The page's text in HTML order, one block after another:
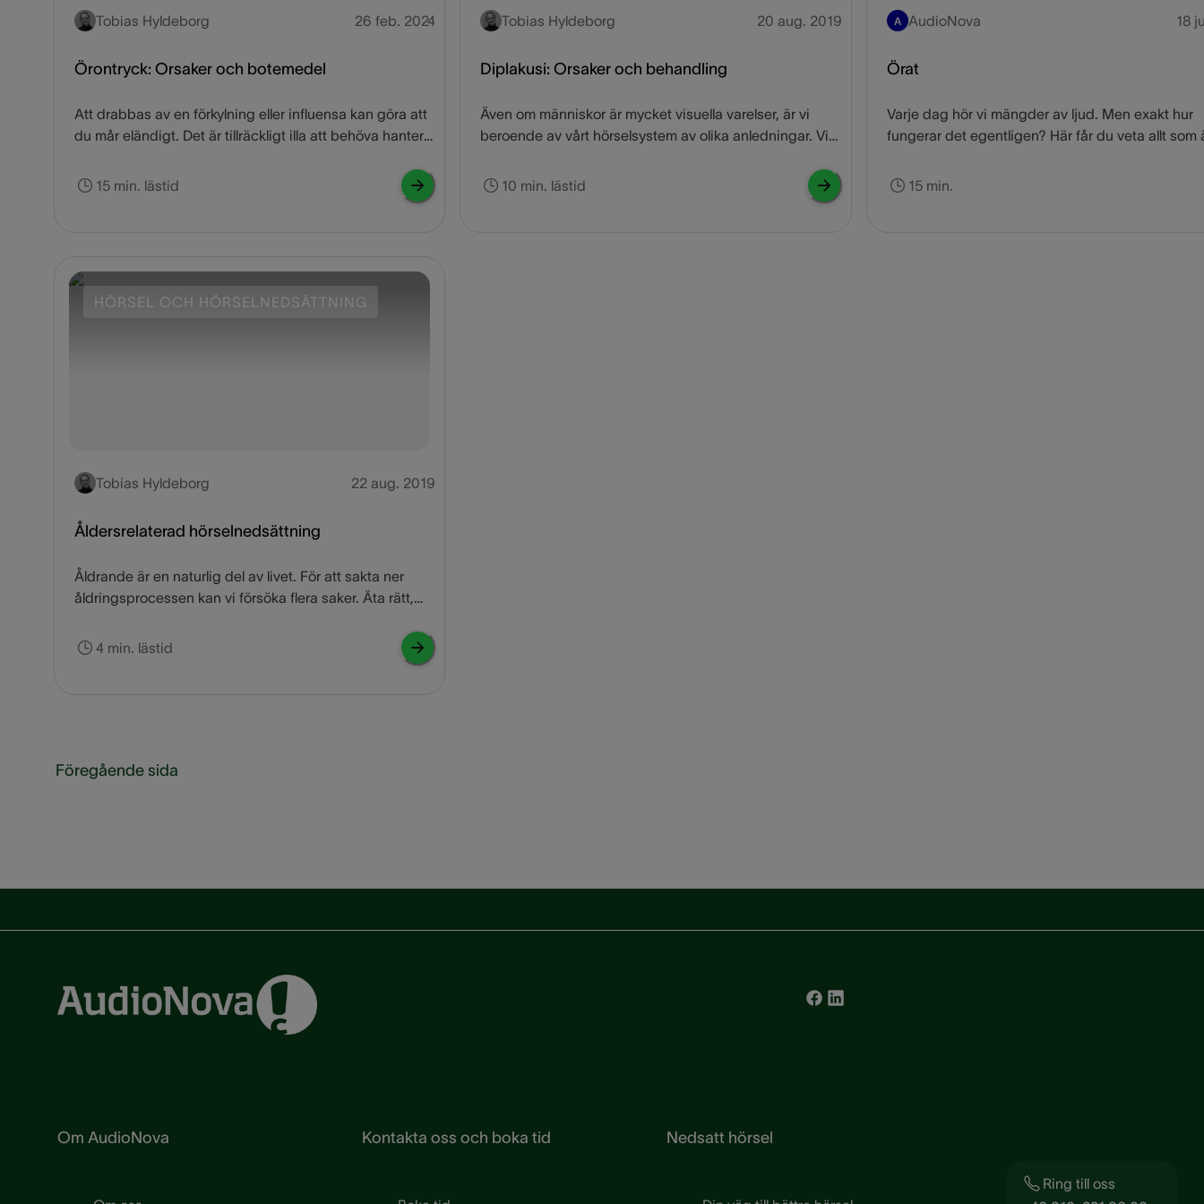
Tobias Hyldeborg 26 feb. 2024
Örontryck: Orsaker och botemedel
Att drabbas av en förkylning eller influensa kan göra att
du mår eländigt. Det är tillräckligt illa att behöva hantera
igensatta öron och tryck i bihålorna, men dina problem
slutar knappast där. Eftersom dina öron, din näsa och
kan uppleva när du hanterar tillstånd som påverkar din
näsa, hals eller dina bihålor.
15 min. lästid
Tobias Hyldeborg 20 aug. 2019
Diplakusi: Orsaker och behandling
Även om människor är mycket visuella varelser, är vi
beroende av vårt hörselsystem av olika anledningar. Vi
på musik, förbli socialt aktiva och mycket annat. Vårt
10 min. lästid
A AudioNova 18
Örat
Varje dag hör vi mängder av ljud. Men exakt hur
fungerar det egentligen? Här får du veta allt som
15 min.
HÖRSEL OCH HÖRSELNEDSÄTTNING
Tobias Hyldeborg 22 aug. 2019
Åldersrelaterad hörselnedsättning
Åldrande är en naturlig del av livet. För att sakta ner
åldringsprocessen kan vi försöka flera saker. Äta rätt,
för många människor är rynkor och grånande hår inte
det största bekymret. När de blir äldre upptäcker de att
4 min. lästid
Föregående sida
Om AudioNova Kontakta oss och boka tid Nedsatt hörsel
Ring till oss